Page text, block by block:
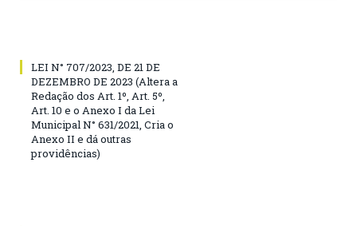
LEI N° 707/2023, DE 21 DE
DEZEMBRO DE 2023 (Altera a
Redação dos Art. 1º, Art. 5º,
Art. 10 e o Anexo I da Lei
Municipal N° 631/2021, Cria o
Anexo II e dá outras
providências)